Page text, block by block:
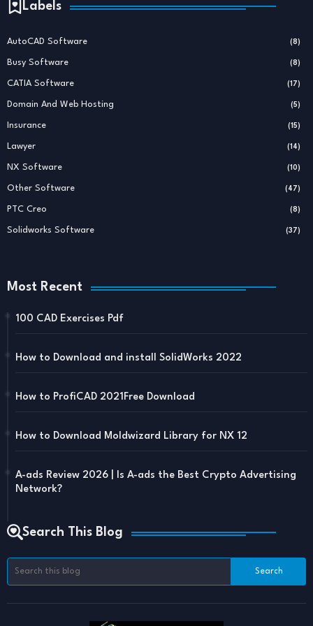
Labels
AutoCAD Software (8)
Busy Software (8)
CATIA Software (17)
Domain And Web Hosting (5)
Insurance (15)
Lawyer (14)
NX Software (10)
Other Software (47)
PTC Creo (8)
Solidworks Software (37)
Most Recent
100 CAD Exercises Pdf
How to Download and install SolidWorks 2022
How to ProfiCAD 2021Free Download
How to Download Moldwizard Library for NX 12
A-ads Review 2026 | Is A-ads the Best Crypto Advertising
Network?
Search This Blog